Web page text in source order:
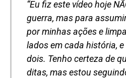
“Eu fiz este vídeo hoje
guerra, mas para
por minhas ações e
lados em cada história,
dois. Tenho certeza de
ditas, mas estou